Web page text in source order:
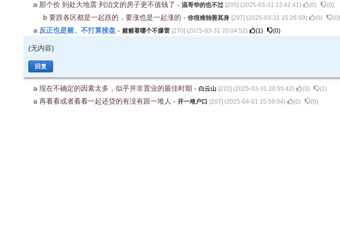
a 那个价 到处大地震 列治文的房子更不值钱了 - 温哥华的也不过 [205] (2025-03-31 13:42:41) (0) (0)
b 要跌各区都是一起跌的，要涨也是一起涨的 - 你很难独善其身 [297] (2025-03-31 15:26:59) (0) (0)
a 反正也是赌、不打算接盘 - 赌赌看哪个不爆雷 [270] (2025-03-31 20:04:52) (1) (0)
(无内容)
回复
a 现在不确定的因素太多，似乎并非置业的最佳时期 - 白云山 [222] (2025-03-31 20:55:42) (3) (1)
a 再看看或者看看一起还贷的有没有跟一堆人 - 开一堆户口 [207] (2025-04-01 15:59:04) (0) (0)